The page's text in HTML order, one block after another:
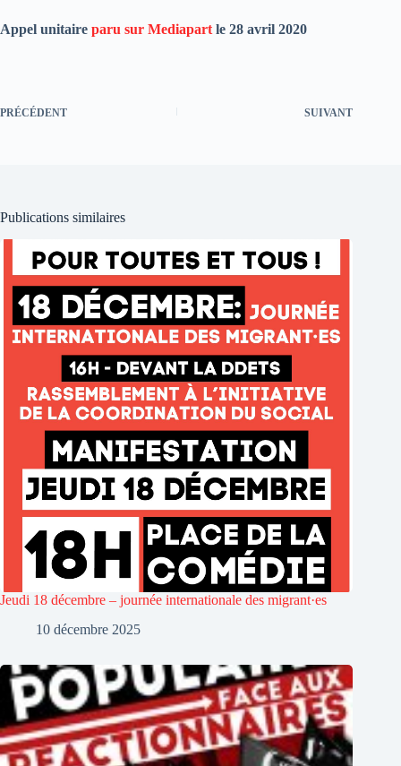
Appel unitaire paru sur Mediapart le 28 avril 2020
PRÉCÉDENT SUIVANT
Publications similaires
Jeudi 18 décembre – journée internationale des migrant·es
10 décembre 2025